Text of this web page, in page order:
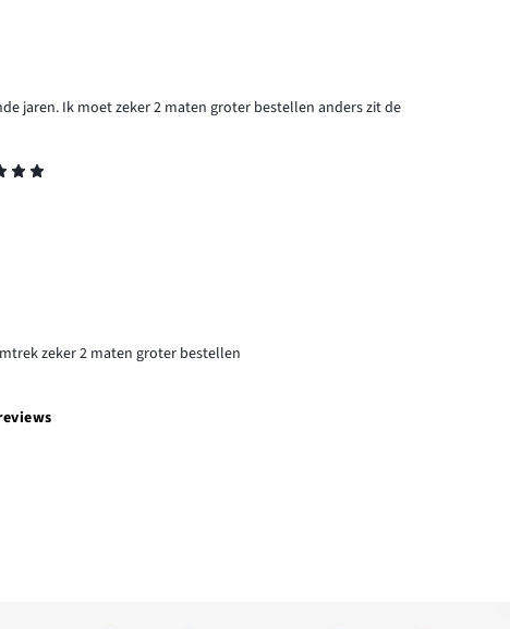
jaren. Ik moet zeker 2 maten groter bestellen anders zit de
zeker 2 maten groter bestellen